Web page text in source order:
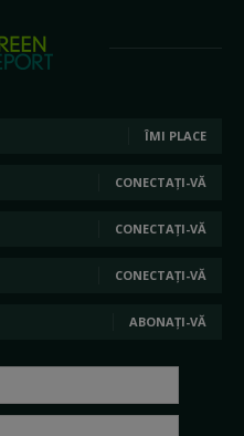
ÎMI PLACE
CONECTAȚI-VĂ
CONECTAȚI-VĂ
CONECTAȚI-VĂ
ABONAȚI-VĂ